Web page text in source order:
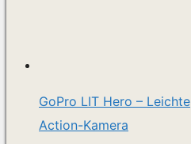
GoPro LIT Hero –
Action-Kamera